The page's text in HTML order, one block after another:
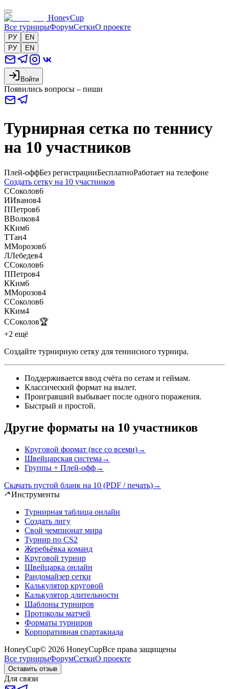
HoneyCup
Все турнирыФорумСеткиО проекте
РУ
EN
РУ
EN
Войти
Появились вопросы – пиши
Турнирная сетка по теннису
на 10 участников
Плей-оффБез регистрацииБесплатноРаботает на телефоне
Создать сетку на 10 участников
ССоколов6
ИИванов4
ППетров6
ВВолков4
ККим6
ТТан4
ММорозов6
ЛЛебедев4
ССоколов6
ППетров4
ККим6
ММорозов4
ССоколов6
ККим4
ССоколов🏆
+2 ещё
Создайте турнирную сетку для теннисного турнира.
Поддерживается ввод счёта по сетам и геймам.
Классический формат на вылет.
Проигравший выбывает после одного поражения.
Быстрый и простой.
Другие форматы на 10 участников
Круговой формат (все со всеми)→
Швейцарская система →
Группы + Плей-офф→
Скачать пустой бланк на 10 (PDF / печать)→
Инструменты
Турнирная таблица онлайн
Создать лигу
Свой чемпионат мира
Турнир по CS2
Жеребьёвка команд
Круговой турнир
Швейцарка онлайн
Рандомайзер сетки
Калькулятор круговой
Калькулятор длительности
Шаблоны турниров
Протоколы матчей
Форматы турниров
Корпоративная спартакиада
HoneyCup© 2026 HoneyCupВсе права защищены
Все турнирыФорумСеткиО проекте
Оставить отзыв
Для связи